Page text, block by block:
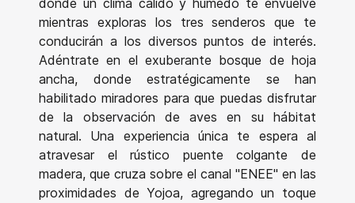
donde un clima cálido y húmedo te envuelve
mientras exploras los tres senderos que te
conducirán a los diversos puntos de interés.
Adéntrate en el exuberante bosque de hoja
ancha, donde estratégicamente se han
habilitado miradores para que puedas disfrutar
de la observación de aves en su hábitat
natural. Una experiencia única te espera al
atravesar el rústico puente colgante de
madera, que cruza sobre el canal "ENEE" en las
proximidades de Yojoa, agregando un toque